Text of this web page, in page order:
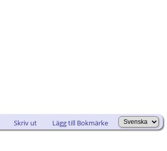
Skriv ut Lägg till Bokmärke